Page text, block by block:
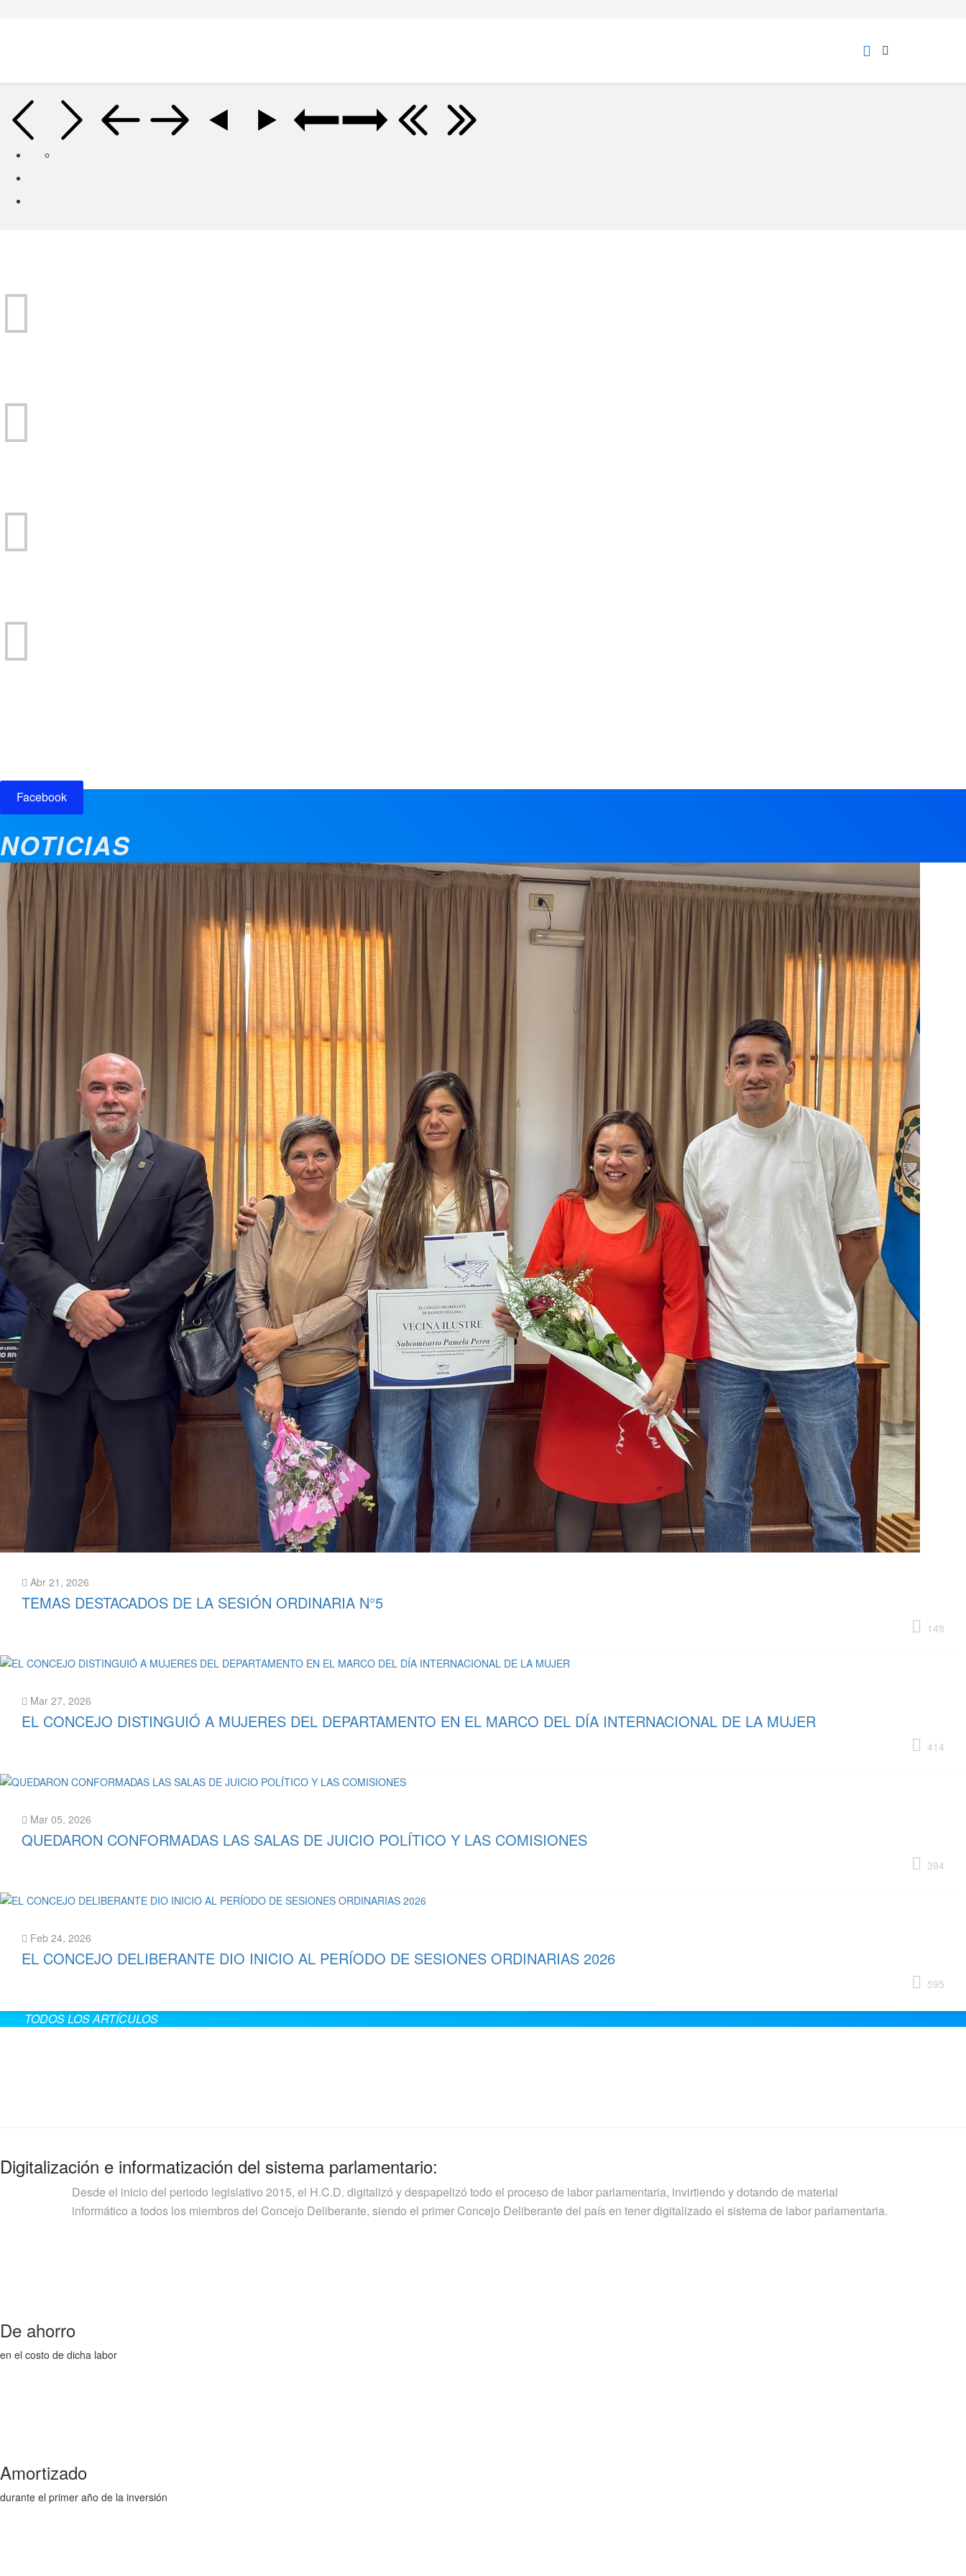
Facebook
NOTICIAS
Abr 21, 2026
TEMAS DESTACADOS DE LA SESIÓN ORDINARIA N°5
148
Mar 27, 2026
EL CONCEJO DISTINGUIÓ A MUJERES DEL DEPARTAMENTO EN EL MARCO DEL DÍA INTERNACIONAL DE LA MUJER
414
Mar 05, 2026
QUEDARON CONFORMADAS LAS SALAS DE JUICIO POLÍTICO Y LAS COMISIONES
394
Feb 24, 2026
EL CONCEJO DELIBERANTE DIO INICIO AL PERÍODO DE SESIONES ORDINARIAS 2026
595
TODOS LOS ARTÍCULOS
Digitalización e informatización del sistema parlamentario:
Desde el inicio del periodo legislativo 2015, el H.C.D. digitalizó y despapelizó todo el proceso de labor parlamentaria, invirtiendo y dotando de material
informático a todos los miembros del Concejo Deliberante, siendo el primer Concejo Deliberante del país en tener digitalizado el sistema de labor parlamentaria.
De ahorro
en el costo de dicha labor
Amortizado
durante el primer año de la inversión